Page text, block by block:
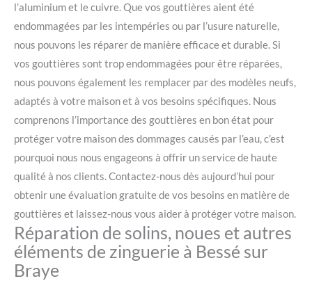
l’aluminium et le cuivre. Que vos gouttières aient été
endommagées par les intempéries ou par l’usure naturelle,
nous pouvons les réparer de manière efficace et durable. Si
vos gouttières sont trop endommagées pour être réparées,
nous pouvons également les remplacer par des modèles neufs,
adaptés à votre maison et à vos besoins spécifiques. Nous
comprenons l’importance des gouttières en bon état pour
protéger votre maison des dommages causés par l’eau, c’est
pourquoi nous nous engageons à offrir un service de haute
qualité à nos clients. Contactez-nous dès aujourd’hui pour
obtenir une évaluation gratuite de vos besoins en matière de
gouttières et laissez-nous vous aider à protéger votre maison.
Réparation de solins, noues et autres
éléments de zinguerie à Bessé sur
Braye